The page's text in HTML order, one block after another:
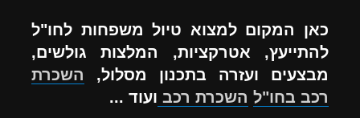
כאן המקום למצוא טיול משפחות לחו"ל
להתייעץ, אטרקציות, המלצות גולשים,
מבצעים ועזרה בתכנון מסלול, השכרת
רכב בחו"ל השכרת רכב ועוד ...